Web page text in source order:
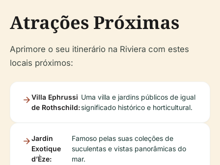
Atrações Próximas
Aprimore o seu itinerário na Riviera com estes
locais próximos:
Villa Ephrussi
de Rothschild:
Uma villa e jardins públicos de igual
significado histórico e horticultural.
Jardin
Exotique
d’Èze:
Famoso pelas suas coleções de
suculentas e vistas panorâmicas do
mar.